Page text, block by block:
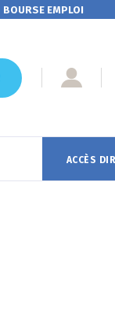
BOURSE EMPLOI
ACCÈS